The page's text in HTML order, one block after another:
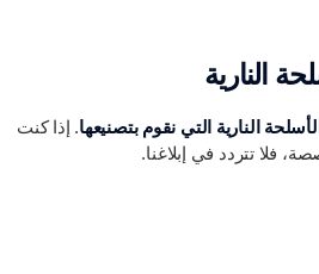
النارية
النارية التي نقوم بتصنيعها. إذا كنت
فلا تتردد في إبلاغنا.